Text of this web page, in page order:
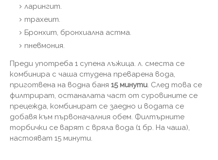
ларингит.
трахеит.
Бронхит, бронхиална астма.
пневмония.
Преди употреба 1 супена лъжица. л. сместа се
комбинира с чаша студена преварена вода,
приготвена на водна баня 15 минути . След това се
филтрират, останалата част от суровините се
прецежда, комбинират се заедно и водата се
добавя към първоначалния обем. Филтърните
торбички се варят с вряла вода (1 бр. На чаша),
настояват 15 минути.